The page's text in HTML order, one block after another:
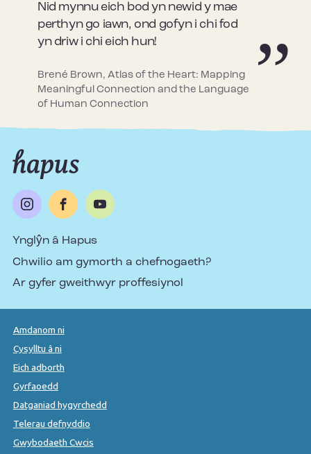
Nid mynnu eich bod yn newid y mae
perthyn go iawn, ond gofyn i chi fod
yn driw i chi eich hun!
Brené Brown, Atlas of the Heart: Mapping
Meaningful Connection and the Language
of Human Connection
Ynglŷn â Hapus
Chwilio am gymorth a chefnogaeth?
Ar gyfer gweithwyr proffesiynol
Amdanom ni
Cysylltu â ni
Eich adborth
Gyrfaoedd
Datganiad hygyrchedd
Telerau defnyddio
Gwybodaeth Cwcis